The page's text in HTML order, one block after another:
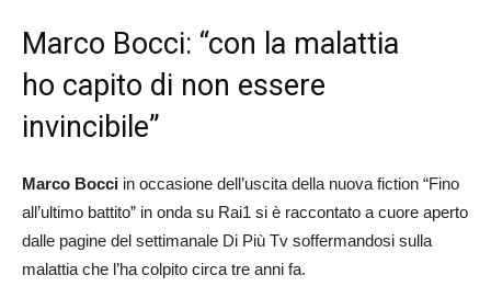
Marco Bocci: “con la malattia
ho capito di non essere
invincibile”
Marco Bocci in occasione dell’uscita della nuova fiction “Fino
all’ultimo battito” in onda su Rai1 si è raccontato a cuore aperto
dalle pagine del settimanale Di Più Tv soffermandosi sulla
malattia che l’ha colpito circa tre anni fa.